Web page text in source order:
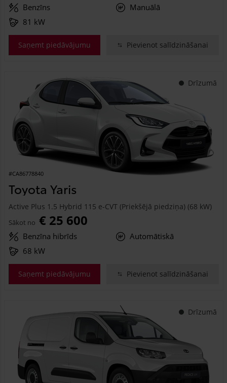
Benzīns
Manuālā
81 kW
Saņemt piedāvājumu Pievienot salīdzināšanai
Drīzumā
#CA86778840
Toyota Yaris
Active Plus 1.5 Hybrid 115 e-CVT (Priekšējā piedziņa) (68 kW)
Sākot no € 25 600
Benzīna hibrīds
Automātiskā
68 kW
Saņemt piedāvājumu Pievienot salīdzināšanai
Drīzumā